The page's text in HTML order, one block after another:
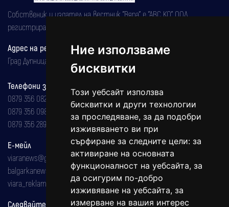
Ние използваме
бисквитки
Този уебсайт използва
бисквитки и други технологии
за проследяване, за да подобри
изживяването ви при
сърфиране за следните цели: за
активиране на основната
функционалност на уебсайта, за
да осигурим по-добро
изживяване на уебсайта, за
измерване на вашия интерес
Собственик и издател на вестник "Вяра" е "АВС КО" ООД,
регистрирана на 08.05.2002 година.
Адрес на редакцията
Град Дупница, ул.''Христо Ботев" 43
Телефони за реклама и абонаменти
0879 356 082
0879 356 098
0879 356 289
Е-мейл
viaranews@gmail.com
balgarkanews@gmail.com
viara_reklama@mail.bg
Следвайте ни: